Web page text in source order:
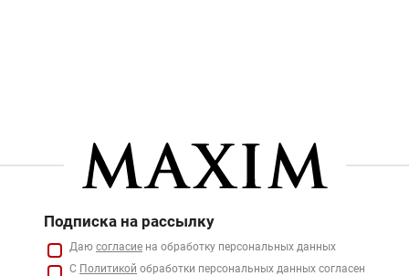
Подписка на рассылку
Даю согласие на обработку персональных данных
С Политикой обработки персональных данных согласен